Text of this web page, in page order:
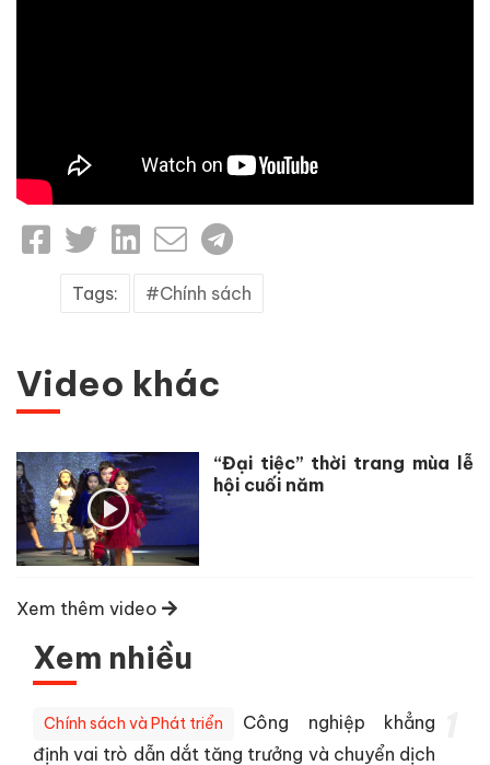
Tags: Chính sách
Video khác
“Đại tiệc” thời trang mùa lễ
hội cuối năm
Xem thêm video
Xem nhiều
Chính sách và Phát triển
Công nghiệp khẳng
định vai trò dẫn dắt tăng trưởng và chuyển dịch